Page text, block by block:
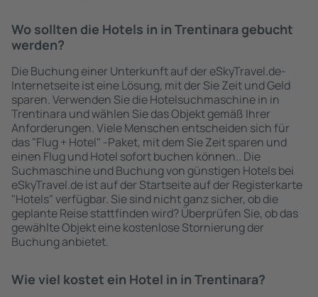
Wo sollten die Hotels in in Trentinara gebucht
werden?
Die Buchung einer Unterkunft auf der eSkyTravel.de-
Internetseite ist eine Lösung, mit der Sie Zeit und Geld
sparen. Verwenden Sie die Hotelsuchmaschine in in
Trentinara und wählen Sie das Objekt gemäß Ihrer
Anforderungen. Viele Menschen entscheiden sich für
das "Flug + Hotel" -Paket, mit dem Sie Zeit sparen und
einen Flug und Hotel sofort buchen können.. Die
Suchmaschine und Buchung von günstigen Hotels bei
eSkyTravel.de ist auf der Startseite auf der Registerkarte
"Hotels" verfügbar. Sie sind nicht ganz sicher, ob die
geplante Reise stattfinden wird? Überprüfen Sie, ob das
gewählte Objekt eine kostenlose Stornierung der
Buchung anbietet.
Wie viel kostet ein Hotel in in Trentinara?